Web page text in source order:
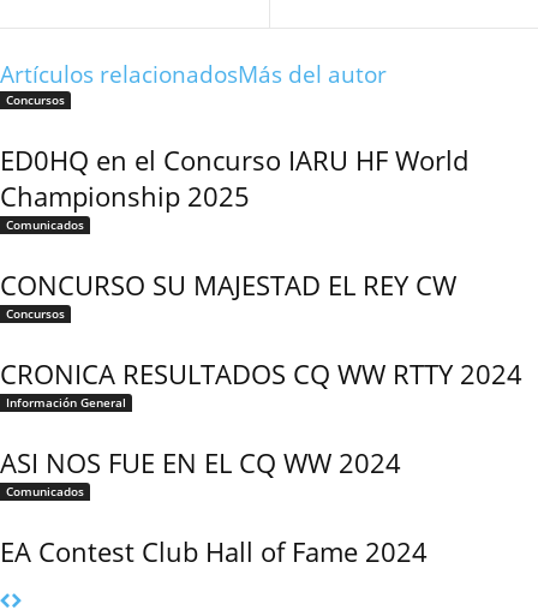
Artículos relacionadosMás del autor
Concursos
ED0HQ en el Concurso IARU HF World
Championship 2025
Comunicados
CONCURSO SU MAJESTAD EL REY CW
Concursos
CRONICA RESULTADOS CQ WW RTTY 2024
Información General
ASI NOS FUE EN EL CQ WW 2024
Comunicados
EA Contest Club Hall of Fame 2024